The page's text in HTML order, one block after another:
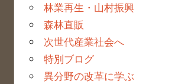
林業再生・山村振興
森林直販
次世代産業社会へ
特別ブログ
異分野の改革に学ぶ